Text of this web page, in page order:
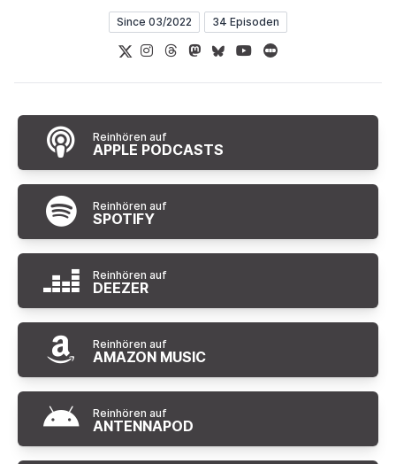
Since 03/2022 34 Episoden
X Instagram
Threads
Mastodon
BlueskyYouTubeLetterboxd
Reinhören auf
APPLE PODCASTS
Reinhören auf
SPOTIFY
Reinhören auf
DEEZER
Reinhören auf
AMAZON MUSIC
Reinhören auf
ANTENNAPOD